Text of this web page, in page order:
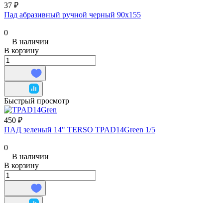
37 ₽
Пад абразивный ручной черный 90х155
0
В наличии
В корзину
Быстрый просмотр
450 ₽
ПАД зеленый 14" TERSO TPAD14Green 1/5
0
В наличии
В корзину